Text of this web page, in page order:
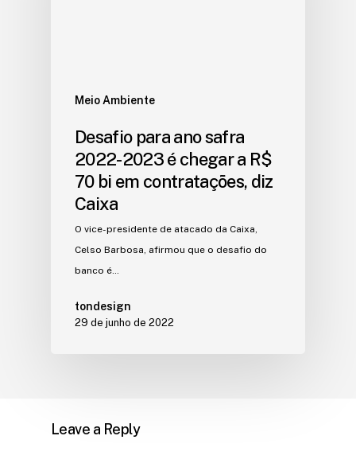
Meio Ambiente
Desafio para ano safra
2022-2023 é chegar a R$
70 bi em contratações, diz
Caixa
O vice-presidente de atacado da Caixa,
Celso Barbosa, afirmou que o desafio do
banco é…
tondesign
29 de junho de 2022
Leave a Reply